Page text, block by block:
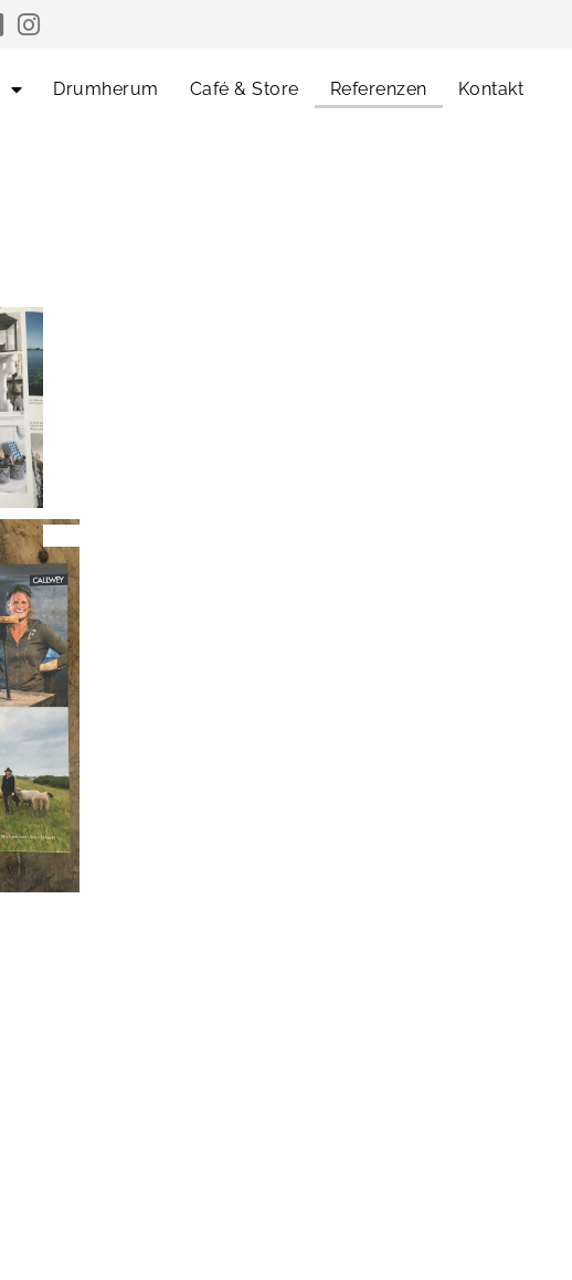
Drumherum Café & Store Referenzen Kontakt